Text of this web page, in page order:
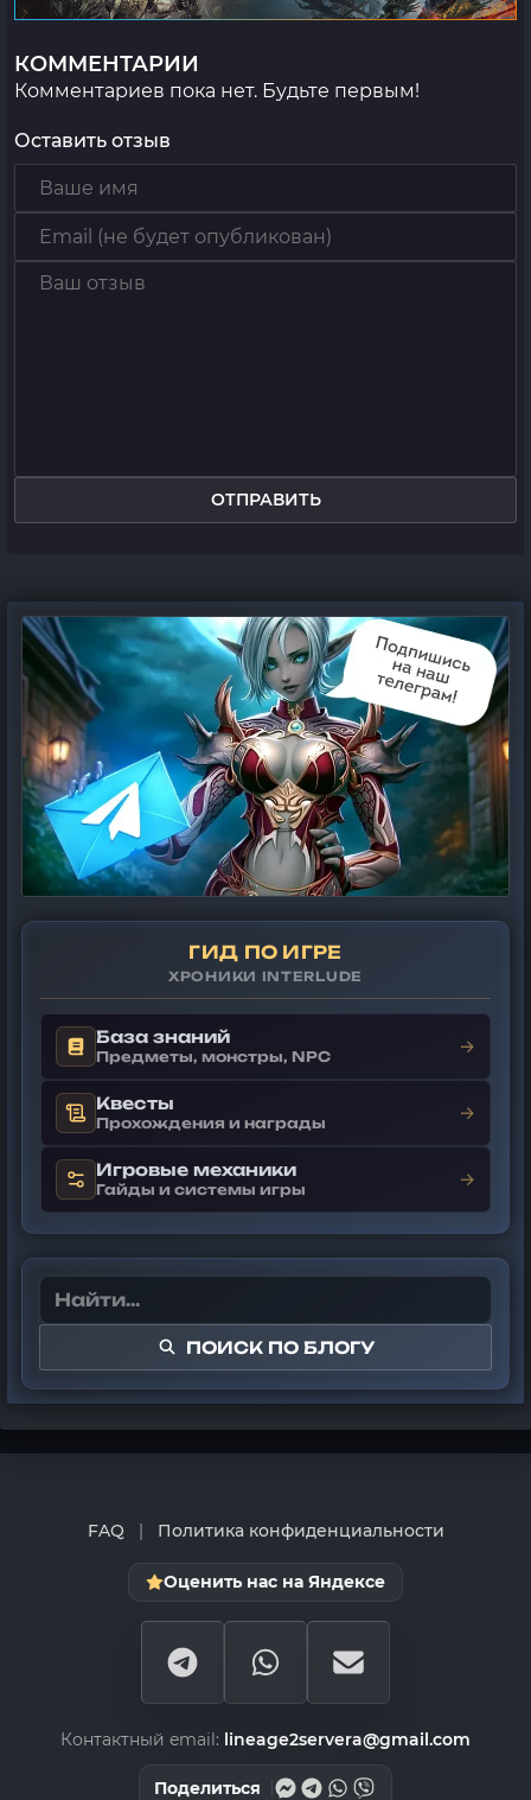
КОММЕНТАРИИ
Комментариев пока нет. Будьте первым!
Оставить отзыв
ОТПРАВИТЬ
ГИД ПО ИГРЕ
ХРОНИКИ INTERLUDE
База знаний
Предметы, монстры, NPC →
Квесты
Прохождения и награды →
Игровые механики
Гайды и системы игры →
ПОИСК ПО БЛОГУ
FAQ | Политика конфиденциальности
Оценить нас на Яндексе
Контактный email: lineage2servera@gmail.com
Поделиться